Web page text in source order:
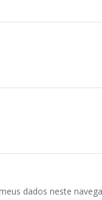
dados neste